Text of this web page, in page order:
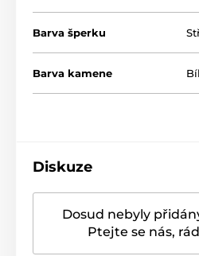
Barva šperku
Barva kamene
Diskuze
Dosud nebyly
Ptejte se nás,